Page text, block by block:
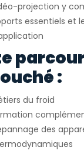
projection y
essentiels et
:
du froid
des